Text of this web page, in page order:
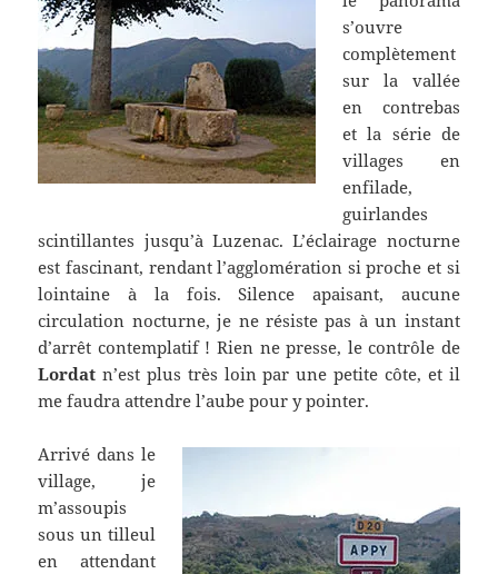
s’ouvre
complètement
sur la vallée
en contrebas
et la série de
villages en
enfilade,
guirlandes
scintillantes jusqu’à Luzenac. L’éclairage nocturne
est fascinant, rendant l’agglomération si proche et si
lointaine à la fois. Silence apaisant, aucune
circulation nocturne, je ne résiste pas à un instant
d’arrêt contemplatif ! Rien ne presse, le contrôle de
Lordat n’est plus très loin par une petite côte, et il
me faudra attendre l’aube pour y pointer.
Arrivé dans le
village, je
m’assoupis
sous un tilleul
en attendant